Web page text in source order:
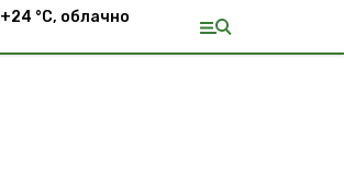
+24 °С, облачно